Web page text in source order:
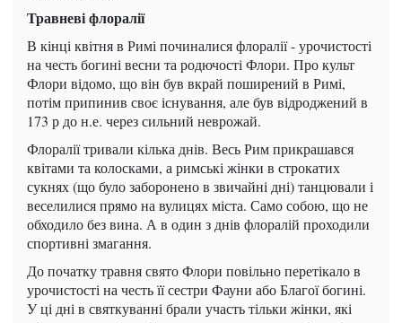
Травневі флоралії
В кінці квітня в Римі починалися флоралії - урочистості
на честь богині весни та родючості Флори. Про культ
Флори відомо, що він був вкрай поширений в Римі,
потім припинив своє існування, але був відроджений в
173 р до н.е. через сильний неврожай.
Флоралії тривали кілька днів. Весь Рим прикрашався
квітами та колосками, а римські жінки в строкатих
сукнях (що було заборонено в звичайні дні) танцювали і
веселилися прямо на вулицях міста. Само собою, що не
обходило без вина. А в один з днів флоралій проходили
спортивні змагання.
До початку травня свято Флори повільно перетікало в
урочистості на честь її сестри Фауни або Благої богині.
У ці дні в святкуванні брали участь тільки жінки, які